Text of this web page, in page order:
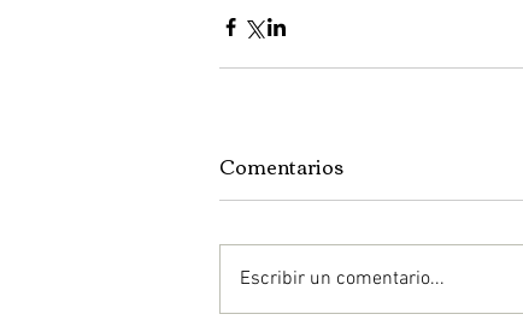
Comentarios
Escribir un comentario...